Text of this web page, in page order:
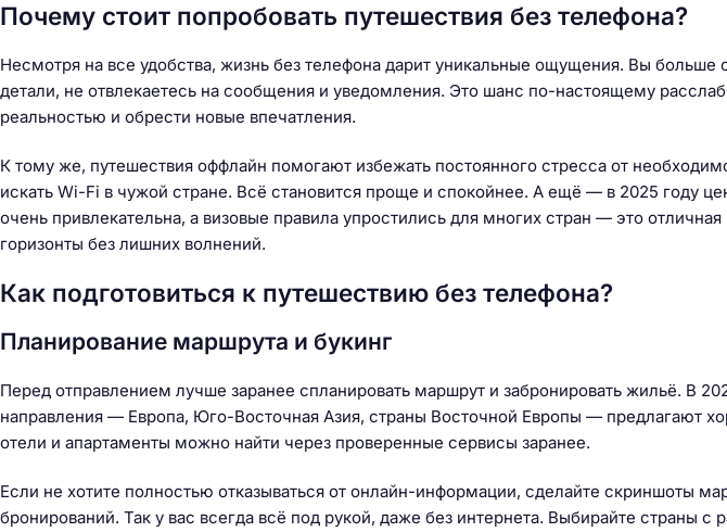
Почему стоит попробовать путешествия без телефона?
Несмотря на все удобства, жизнь без телефона дарит уникальные ощущения. Вы больше
детали, не отвлекаетесь на сообщения и уведомления. Это шанс по-настоящему
реальностью и обрести новые впечатления.
К тому же, путешествия оффлайн помогают избежать постоянного стресса от
искать Wi-Fi в чужой стране. Всё становится проще и спокойнее. А ещё — в 2025 году
очень привлекательна, а визовые правила упростились для многих стран — это
горизонты без лишних волнений.
Как подготовиться к путешествию без телефона?
Планирование маршрута и букинг
Перед отправлением лучше заранее спланировать маршрут и забронировать жильё. В
направления — Европа, Юго-Восточная Азия, страны Восточной Европы — предлагают
отели и апартаменты можно найти через проверенные сервисы заранее.
Если не хотите полностью отказываться от онлайн-информации, сделайте скриншоты
бронирований. Так у вас всегда всё под рукой, даже без интернета. Выбирайте страны с
Н
т
и
: